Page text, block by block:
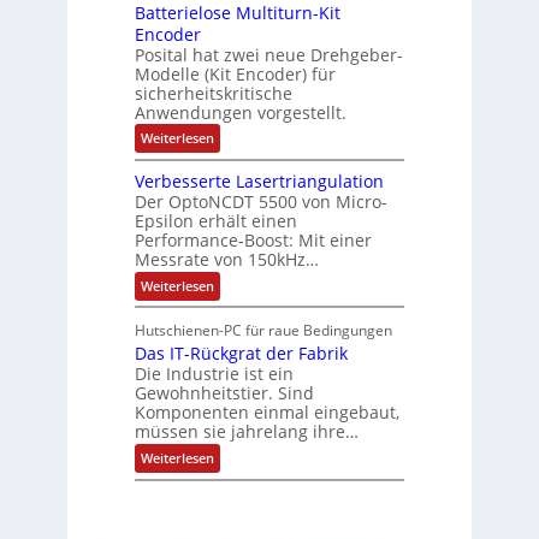
o
g
e
w
ä
h
t
f
t
e
e
r
ä
l
t
S
c
h
u
t
z
l
a
c
k
b
e
s
c
i
c
h
t
u
n
g
f
s
l
o
s
e
F
a
n
g
s
c
h
a
l
u
n
g
Batterielose Multiturn-Kit
Encoder
Posital hat zwei neue Drehgeber-
Modelle (Kit Encoder) für
sicherheitskritische
Anwendungen vorgestellt.
Weiterlesen:
B
t
t
e
r
i
e
l
o
e
M
u
l
t
i
t
u
r
Verbesserte Lasertriangulation
Der OptoNCDT 5500 von Micro-
Epsilon erhält einen
Performance-Boost: Mit einer
Messrate von 150kHz…
Weiterlesen:
V
r
b
e
s
s
e
r
t
e
L
Hutschienen-PC für raue Bedingungen
Das IT-Rückgrat der Fabrik
Die Industrie ist ein
Gewohnheitstier. Sind
Komponenten einmal eingebaut,
müssen sie jahrelang ihre…
Weiterlesen:
D